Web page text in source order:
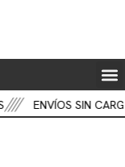
ENVÍOS SIN